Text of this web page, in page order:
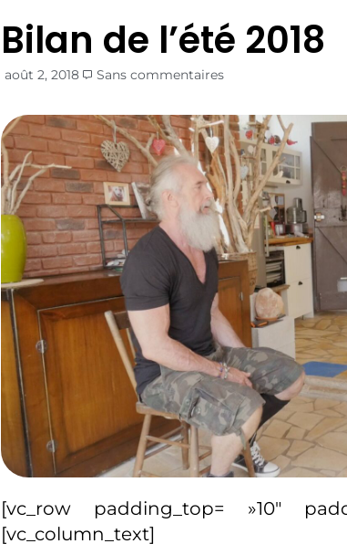
Bilan de l’été 2018
août 2, 2018 Sans commentaires
[vc_row padding_top= »10″
[vc_column_text]